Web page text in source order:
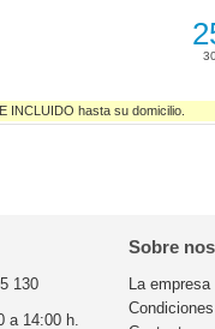
INCLUIDO hasta su domicilio.
130
a 14:00 h.
Sobre
La empresa